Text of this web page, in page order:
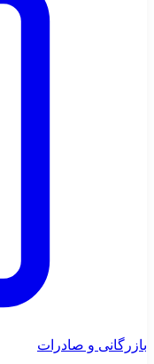
بازرگانی و صادرات